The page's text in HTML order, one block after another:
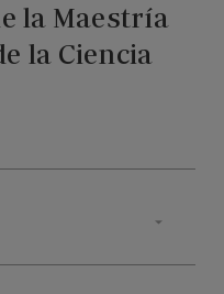
la Maestría
la Ciencia